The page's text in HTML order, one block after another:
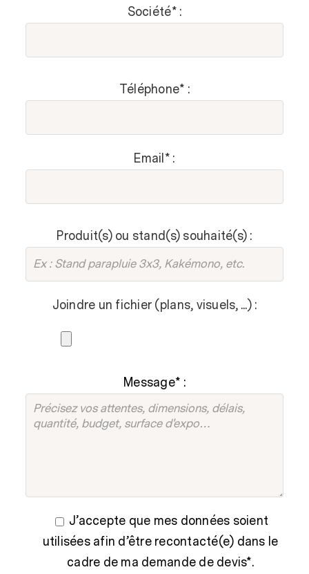
Société* :
Téléphone* :
Email* :
Produit(s) ou stand(s) souhaité(s) :
Joindre un fichier (plans, visuels, ...) :
Message* :
J’accepte que mes données soient
utilisées afin d’être recontacté(e) dans le
cadre de ma demande de devis*.